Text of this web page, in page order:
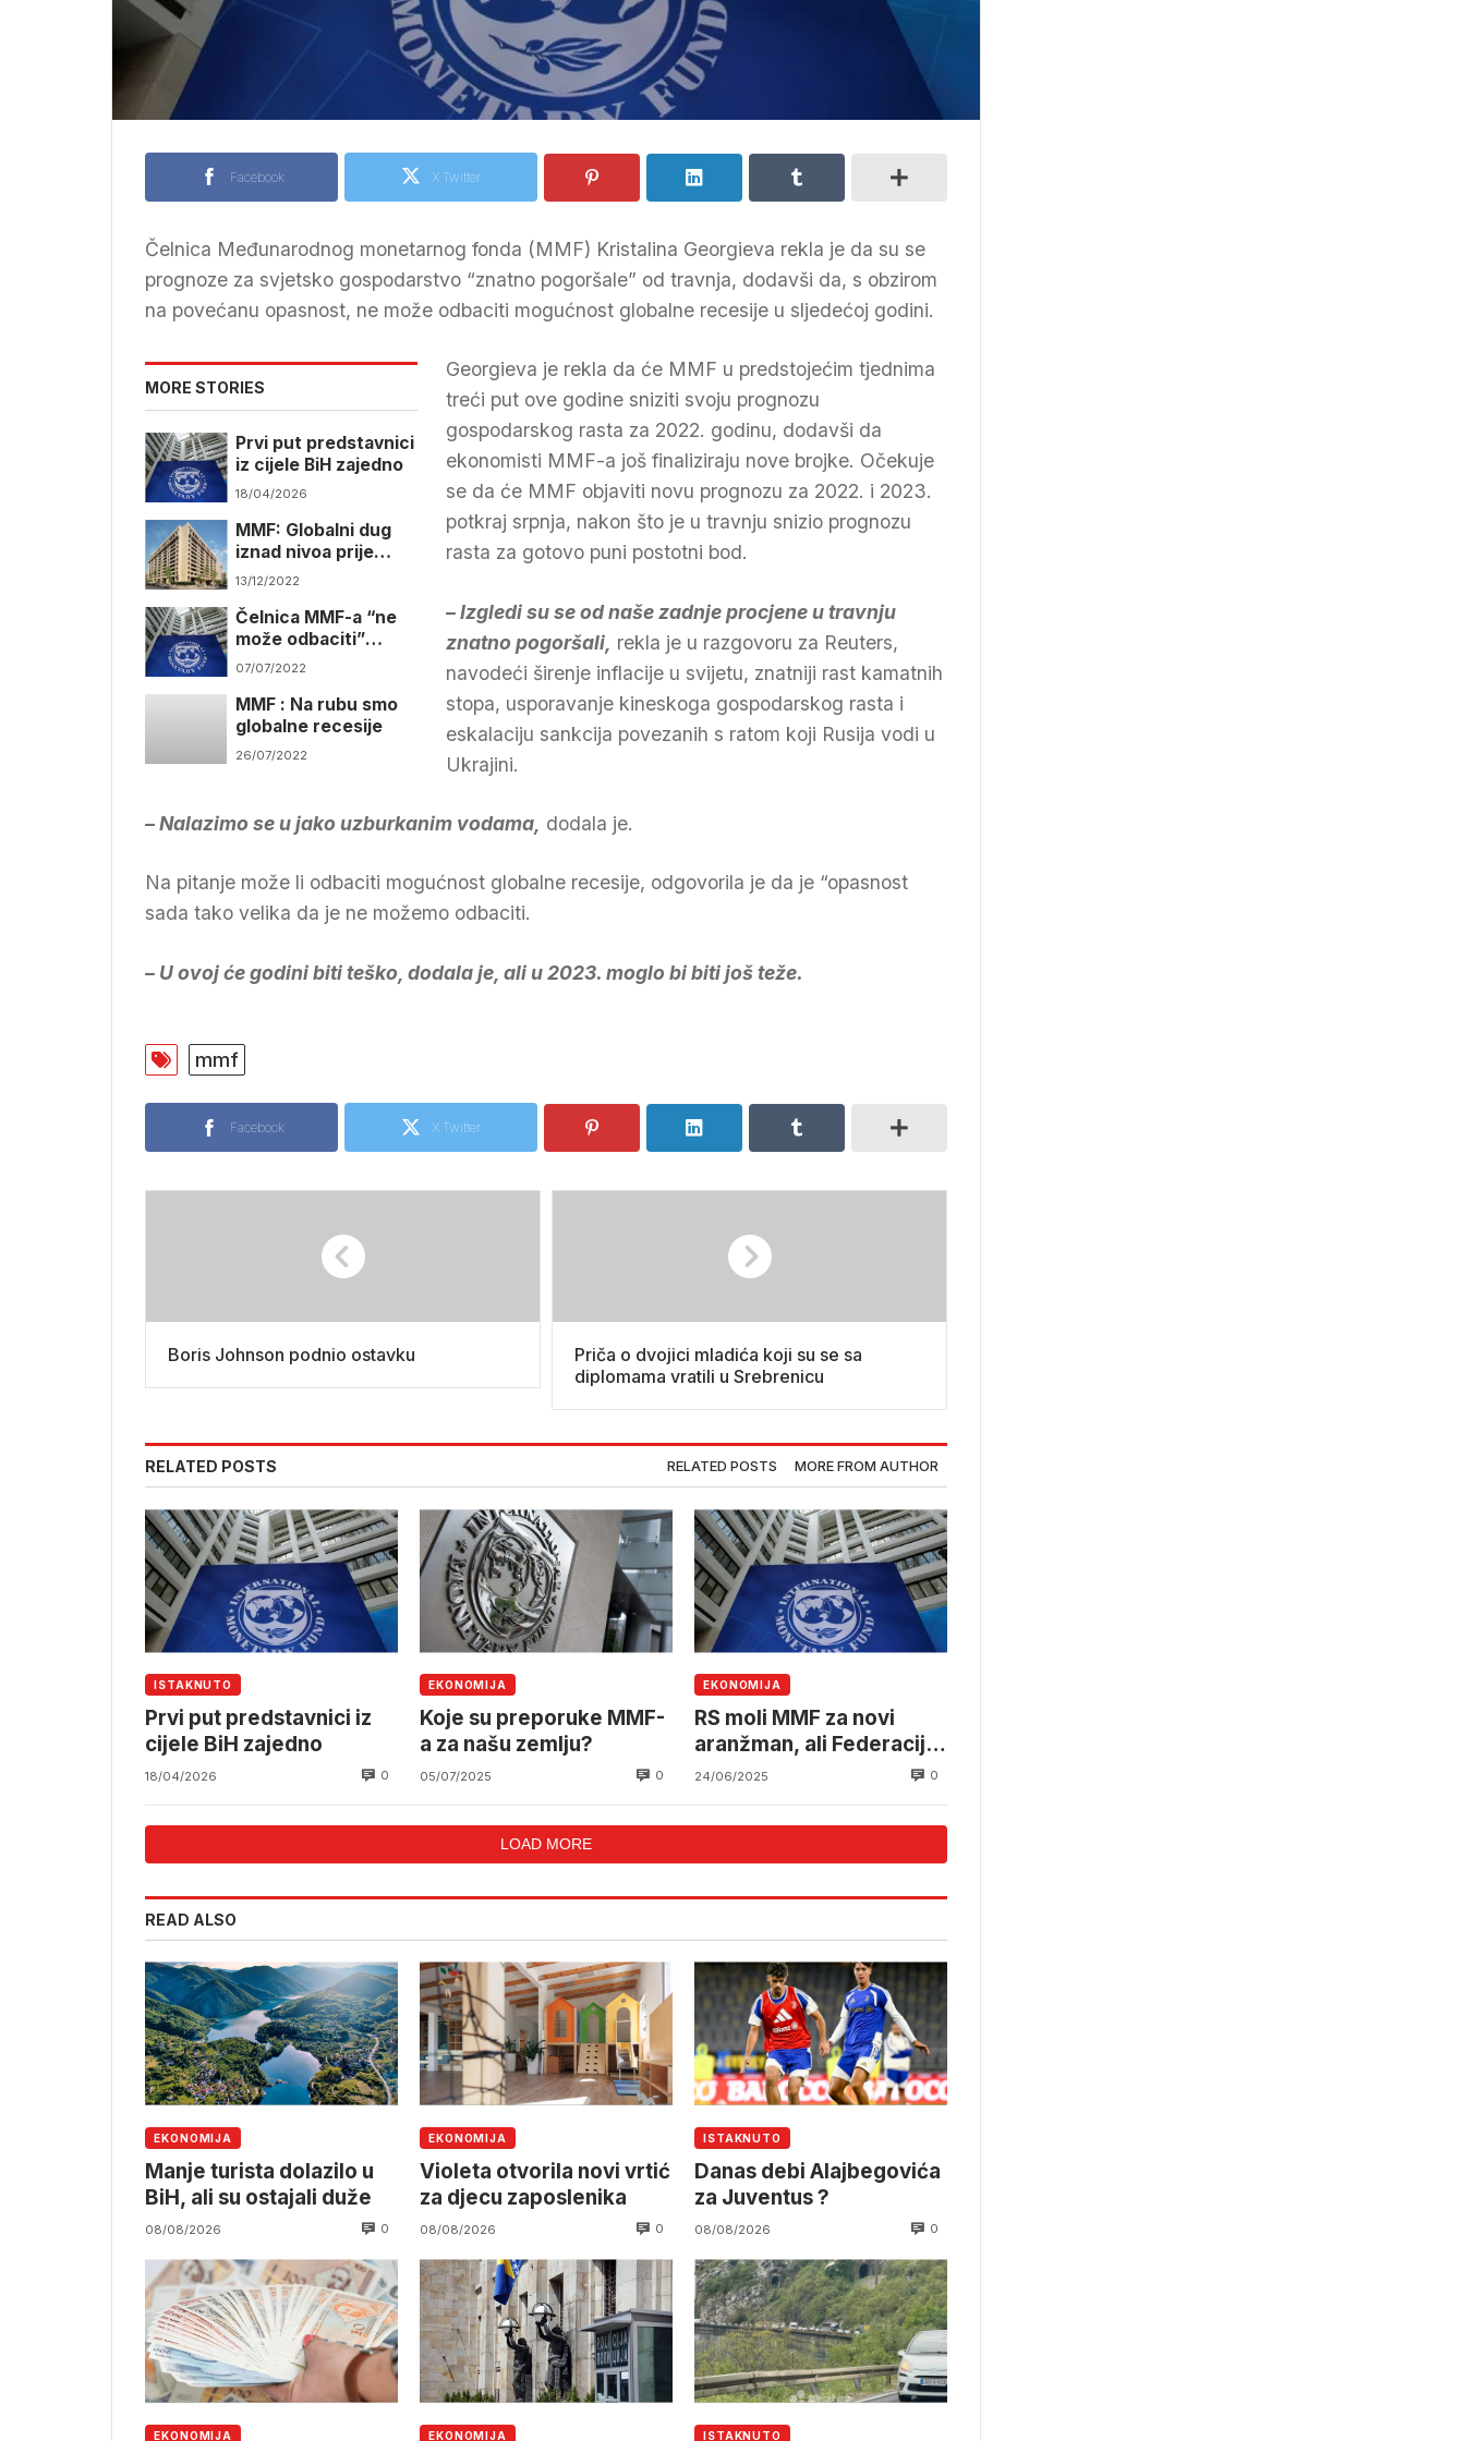
Facebook X Twitter
Čelnica Međunarodnog monetarnog fonda (MMF) Kristalina Georgieva rekla je da su se
prognoze za svjetsko gospodarstvo “znatno pogoršale” od travnja, dodavši da, s obzirom
na povećanu opasnost, ne može odbaciti mogućnost globalne recesije u sljedećoj godini.
MORE STORIES
Prvi put predstavnici
iz cijele BiH zajedno
18/04/2026
MMF: Globalni dug
iznad nivoa prije
pandemije 2021.
13/12/2022
Čelnica MMF-a “ne
može odbaciti”
mogućnost globalne
07/07/2022
MMF : Na rubu smo
globalne recesije
26/07/2022
Georgieva je rekla da će MMF u predstojećim tjednima
treći put ove godine sniziti svoju prognozu
gospodarskog rasta za 2022. godinu, dodavši da
ekonomisti MMF-a još finaliziraju nove brojke. Očekuje
se da će MMF objaviti novu prognozu za 2022. i 2023.
potkraj srpnja, nakon što je u travnju snizio prognozu
rasta za gotovo puni postotni bod.
– Izgledi su se od naše zadnje procjene u travnju
znatno pogoršali, rekla je u razgovoru za Reuters,
navodeći širenje inflacije u svijetu, znatniji rast kamatnih
stopa, usporavanje kineskoga gospodarskog rasta i
eskalaciju sankcija povezanih s ratom koji Rusija vodi u
Ukrajini.
– Nalazimo se u jako uzburkanim vodama, dodala je.
Na pitanje može li odbaciti mogućnost globalne recesije, odgovorila je da je “opasnost
sada tako velika da je ne možemo odbaciti.
– U ovoj će godini biti teško, dodala je, ali u 2023. moglo bi biti još teže.
mmf
Facebook X Twitter
Boris Johnson podnio ostavku
Priča o dvojici mladića koji su se sa
diplomama vratili u Srebrenicu
RELATED POSTS RELATED POSTS MORE FROM AUTHOR
ISTAKNUTO
Prvi put predstavnici iz
cijele BiH zajedno
18/04/2026 0
EKONOMIJA
Koje su preporuke MMF-
a za našu zemlju?
05/07/2025 0
EKONOMIJA
RS moli MMF za novi
aranžman, ali Federacija
BiH neće, a bez nje ne
24/06/2025 0
LOAD MORE
READ ALSO
EKONOMIJA
Manje turista dolazilo u
BiH, ali su ostajali duže
08/08/2026 0
EKONOMIJA
Violeta otvorila novi vrtić
za djecu zaposlenika
08/08/2026 0
ISTAKNUTO
Danas debi Alajbegovića
za Juventus ?
08/08/2026 0
EKONOMIJA EKONOMIJA ISTAKNUTO